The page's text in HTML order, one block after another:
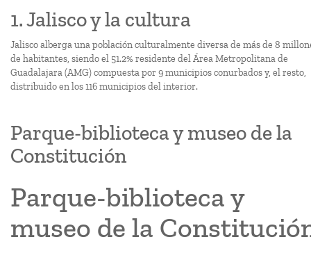
1. Jalisco y la cultura
Jalisco alberga una población culturalmente diversa de más de 8
de habitantes, siendo el 51.2% residente del Área Metropolitana de
Guadalajara (AMG) compuesta por 9 municipios conurbados y, el resto,
distribuido en los 116 municipios del interior.
Parque-biblioteca y museo de la
Constitución
Parque-biblioteca y
museo de la